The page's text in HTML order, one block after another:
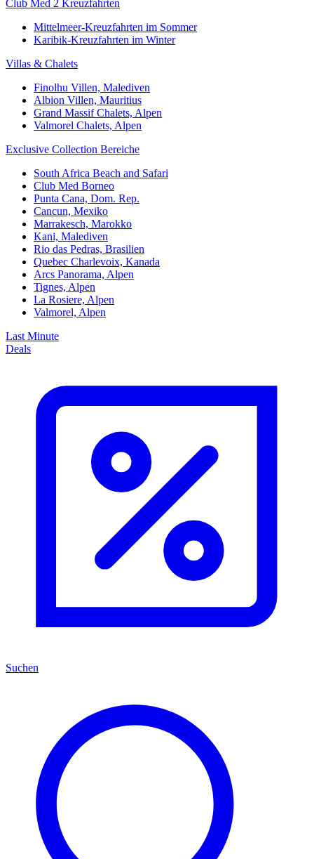
Club Med 2 Kreuzfahrten
Mittelmeer-Kreuzfahrten im Sommer
Karibik-Kreuzfahrten im Winter
Villas & Chalets
Finolhu Villen, Malediven
Albion Villen, Mauritius
Grand Massif Chalets, Alpen
Valmorel Chalets, Alpen
Exclusive Collection Bereiche
South Africa Beach and Safari
Club Med Borneo
Punta Cana, Dom. Rep.
Cancun, Mexiko
Marrakesch, Marokko
Kani, Malediven
Rio das Pedras, Brasilien
Quebec Charlevoix, Kanada
Arcs Panorama, Alpen
Tignes, Alpen
La Rosiere, Alpen
Valmorel, Alpen
Last Minute
Deals
Suchen